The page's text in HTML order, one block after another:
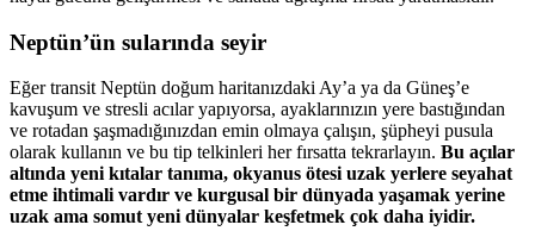
Neptün’ün sularında seyir
Eğer transit Neptün doğum haritanızdaki Ay’a ya da Güneş’e
kavuşum ve stresli acılar yapıyorsa, ayaklarınızın yere bastığından
ve rotadan şaşmadığınızdan emin olmaya çalışın, şüpheyi pusula
olarak kullanın ve bu tip telkinleri her fırsatta tekrarlayın. Bu açılar
altında yeni kıtalar tanıma, okyanus ötesi uzak yerlere seyahat
etme ihtimali vardır ve kurgusal bir dünyada yaşamak yerine
uzak ama somut yeni dünyalar keşfetmek çok daha iyidir.